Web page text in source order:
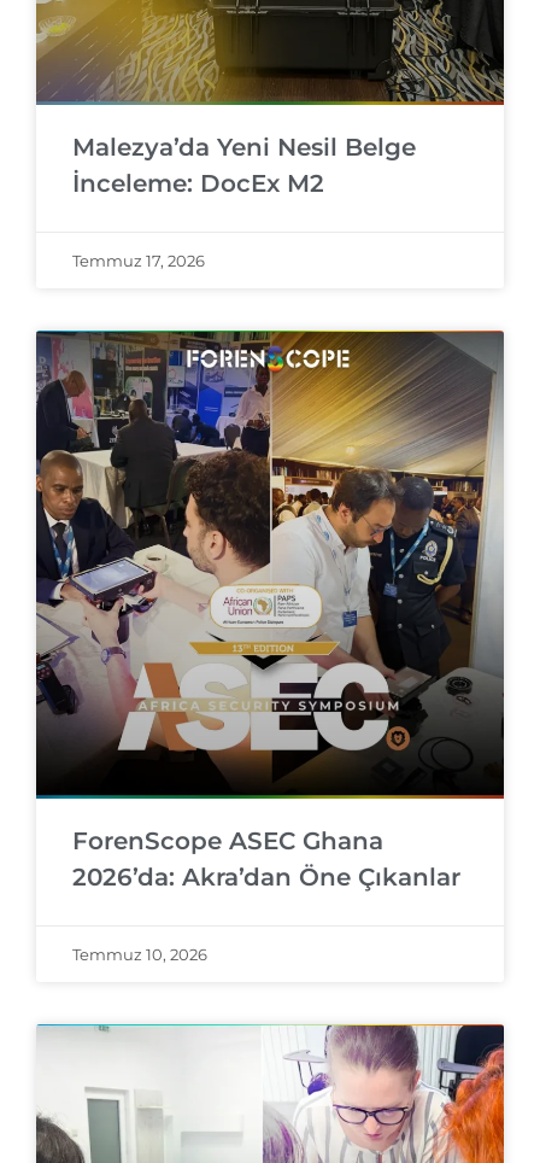
Malezya’da Yeni Nesil Belge
İnceleme: DocEx M2
Temmuz 17, 2026
ForenScope ASEC Ghana
2026’da: Akra’dan Öne Çıkanlar
Temmuz 10, 2026